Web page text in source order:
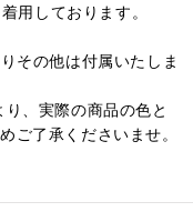
用しております。
その他は付属いたしま
、実際の商品の色と
ご了承くださいませ。